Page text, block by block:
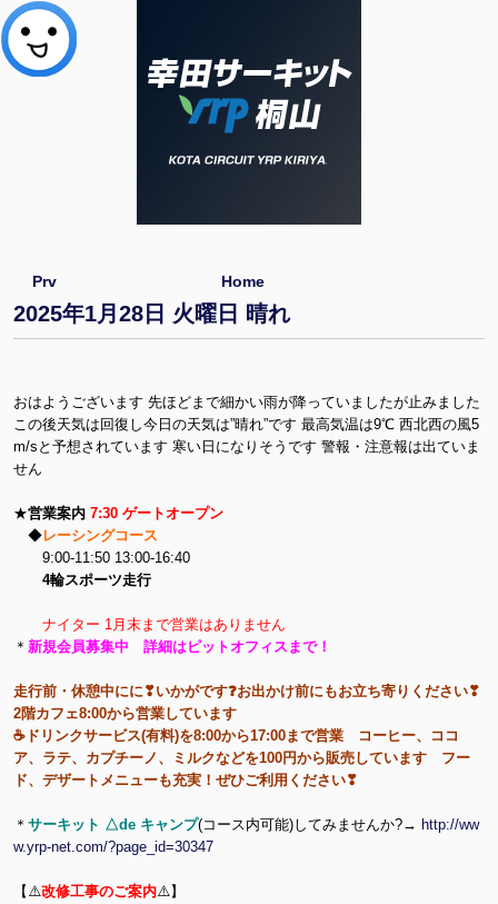
Prv Home
2025年1月28日 火曜日 晴れ
おはようございます 先ほどまで細かい雨が降っていましたが止みました
この後天気は回復し今日の天気は”晴れ”です 最高気温は9℃ 西北西の風5
m/sと予想されています 寒い日になりそうです 警報・注意報は出ていま
せん
★営業案内 7:30 ゲートオープン
◆レーシングコース
9:00-11:50 13:00-16:40
4輪スポーツ走行
ナイター 1月末まで営業はありません
＊ 新規会員募集中 詳細はピットオフィスまで！
走行前・休憩中にに❣いかがです❓お出かけ前にもお立ち寄りください❣
2階カフェ8:00から営業しています
☕ドリンクサービス(有料)を8:00から17:00まで営業 コーヒー、ココ
ア、ラテ、カプチーノ、ミルクなどを100円から販売しています フー
ド、デザートメニューも充実！ぜひご利用ください❣
＊ サーキット △de キャンプ(コース内可能)してみませんか?→ http://ww
w.yrp-net.com/?page_id=30347
【⚠️改修工事のご案内⚠️】